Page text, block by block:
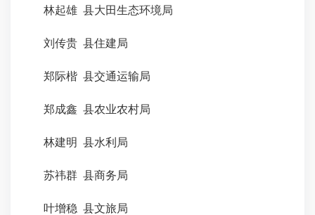
林起雄 县大田生态环境局
刘传贵 县住建局
郑际楷 县交通运输局
郑成鑫 县农业农村局
林建明 县水利局
苏祎群 县商务局
叶增稳 县文旅局